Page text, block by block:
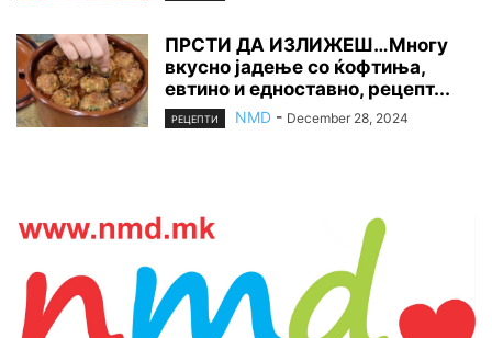
ПРСТИ ДА ИЗЛИЖЕШ…Многу
вкусно јадење со ќофтиња,
евтино и едноставно, рецепт...
РЕЦЕПТИ NMD - December 28, 2024